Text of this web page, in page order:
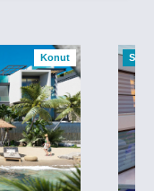
Konut